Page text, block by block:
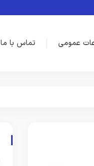
عمومی تماس با ما